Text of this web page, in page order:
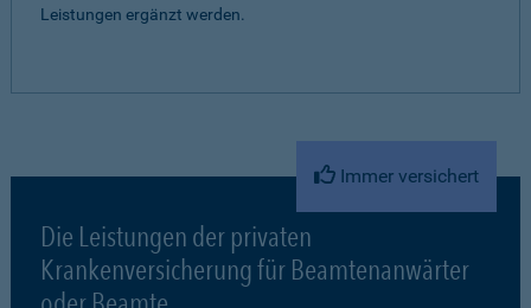
Leistungen ergänzt werden.
Immer versichert
Die Leistungen der privaten
Krankenversicherung für Beamtenanwärter